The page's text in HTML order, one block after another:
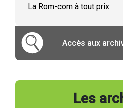
La Rom-com à tout prix
Accès aux
Les